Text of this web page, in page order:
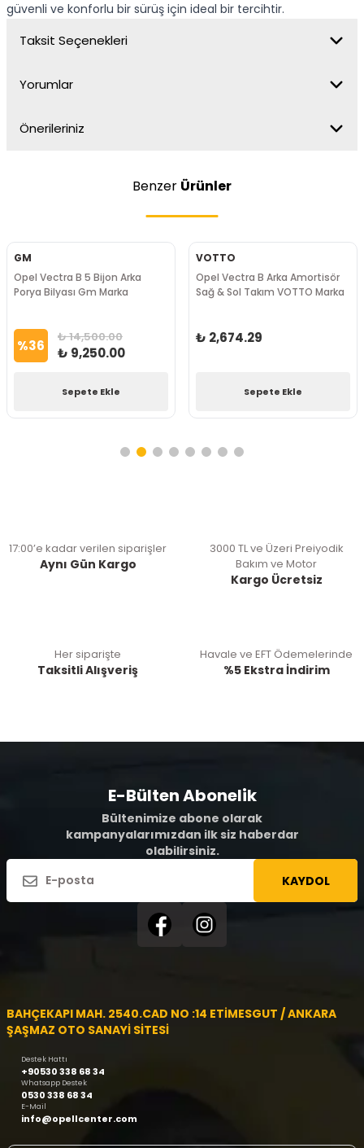
güvenli ve konforlu bir sürüş için ideal bir tercihtir.
Taksit Seçenekleri
Yorumlar
Önerileriniz
Benzer Ürünler
Opel Vectra B Arka Amortisör
Sağ & Sol Takım VOTTO Marka
₺ 2,674.29
Sepete Ekle
Opel Vectra B Arka
5 Bijon Praksis Marka
%
Sepete Ekle
17:00’e kadar verilen siparişler
Aynı Gün Kargo
3000 TL ve Üzeri Preiyodik
Bakım ve Motor
Kargo Ücretsiz
Her siparişte
Taksitli Alışveriş
Havale ve EFT Ödemelerinde
%5 Ekstra İndirim
E-Bülten Abonelik
Bültenimize abone olarak
kampanyalarımızdan ilk siz haberdar
olabilirsiniz.
KAYDOL
BAHÇEKAPI MAH. 2540.CAD NO :14 ETİMESGUT / ANKARA
ŞAŞMAZ OTO SANAYİ SİTESİ
Destek Hattı
+90530 338 68 34
Whatsapp Destek
0530 338 68 34
E-Mail
info@opellcenter.com